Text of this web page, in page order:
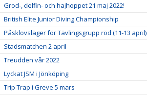
Grod-, delfin- och hajhoppet 21 maj 2022!
British Elite Junior Diving Championship
Påsklovsläger för Tävlingsgrupp röd (11-13 april)
Stadsmatchen 2 april
Treudden vår 2022
Lyckat JSM i Jönköping
Trip Trap i Greve 5 mars